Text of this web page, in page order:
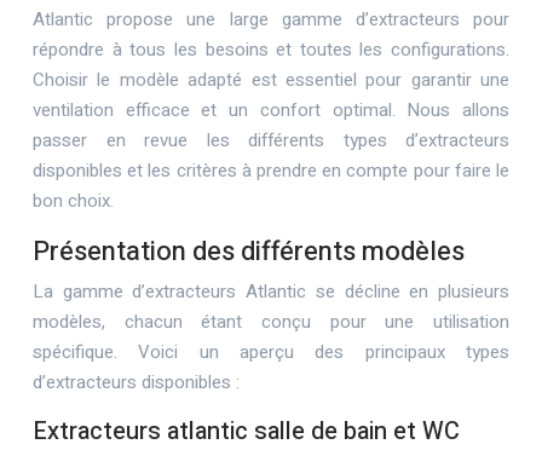
Atlantic propose une large gamme d’extracteurs pour
répondre à tous les besoins et toutes les configurations.
Choisir le modèle adapté est essentiel pour garantir une
ventilation efficace et un confort optimal. Nous allons
passer en revue les différents types d’extracteurs
disponibles et les critères à prendre en compte pour faire le
bon choix.
Présentation des différents modèles
La gamme d’extracteurs Atlantic se décline en plusieurs
modèles, chacun étant conçu pour une utilisation
spécifique. Voici un aperçu des principaux types
d’extracteurs disponibles :
Extracteurs atlantic salle de bain et WC